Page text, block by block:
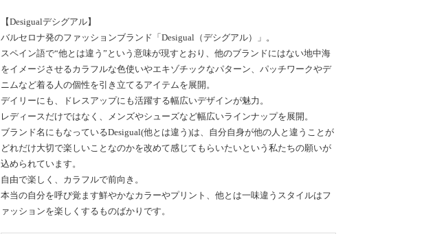
【Desigualデシグアル】
バルセロナ発のファッションブランド「Desigual（デシグアル）」。
スペイン語で“他とは違う”という意味が現すとおり、他のブランドにはない地中海
をイメージさせるカラフルな色使いやエキゾチックなパターン、パッチワークやデ
ニムなど着る人の個性を引き立てるアイテムを展開。
デイリーにも、ドレスアップにも活躍する幅広いデザインが魅力。
レディースだけではなく、メンズやシューズなど幅広いラインナップを展開。
ブランド名にもなっているDesigual(他とは違う)は、自分自身が他の人と違うことが
どれだけ大切で楽しいことなのかを改めて感じてもらいたいという私たちの願いが
込められています。
自由で楽しく、カラフルで前向き。
本当の自分を呼び覚ます鮮やかなカラーやプリント、他とは一味違うスタイルはフ
ァッションを楽しくするものばかりです。